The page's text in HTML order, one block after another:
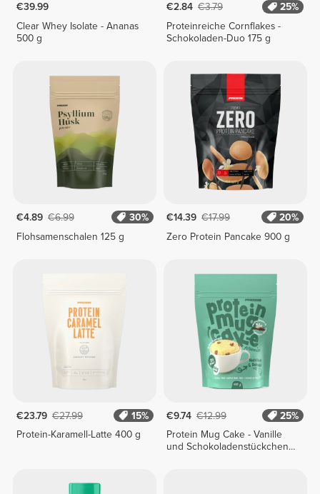
€39.99
Clear Whey Isolate - Ananas
500 g
€2.84 €3.79
25%
Proteinreiche Cornflakes -
Schokoladen-Duo 175 g
€4.89 €6.99
30%
Flohsamenschalen 125 g
€14.39 €17.99
20%
Zero Protein Pancake 900 g
€23.79 €27.99
15%
Protein-Karamell-Latte 400 g
€9.74 €12.99
25%
Protein Mug Cake - Vanille
und Schokoladenstückchen